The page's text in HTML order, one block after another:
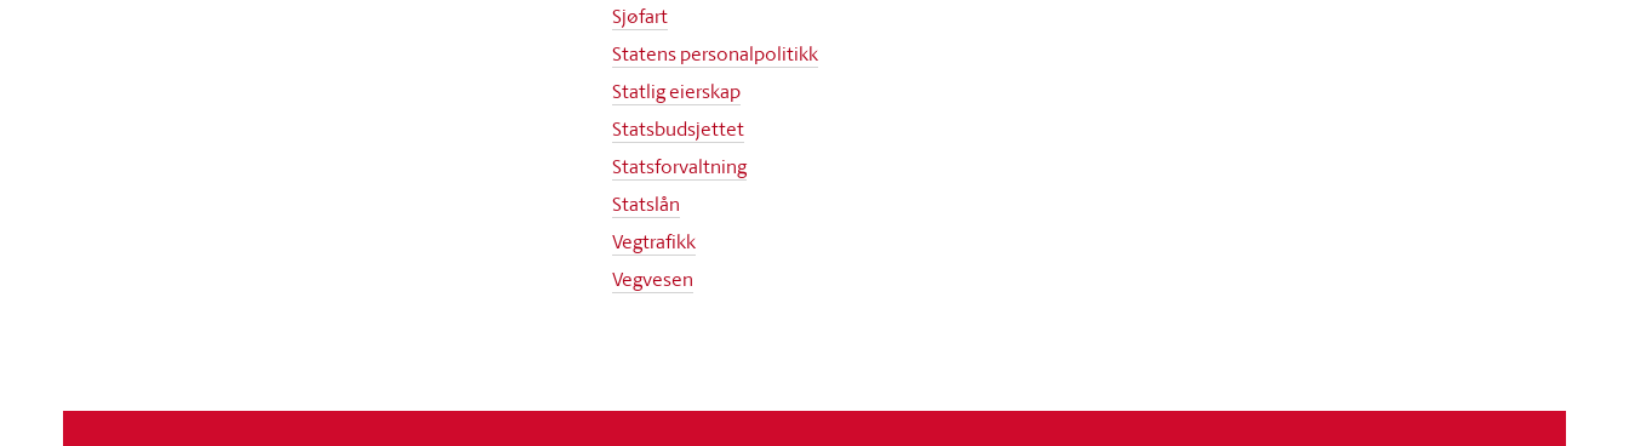
Sjøfart
Statens personalpolitikk
Statlig eierskap
Statsbudsjettet
Statsforvaltning
Statslån
Vegtrafikk
Vegvesen